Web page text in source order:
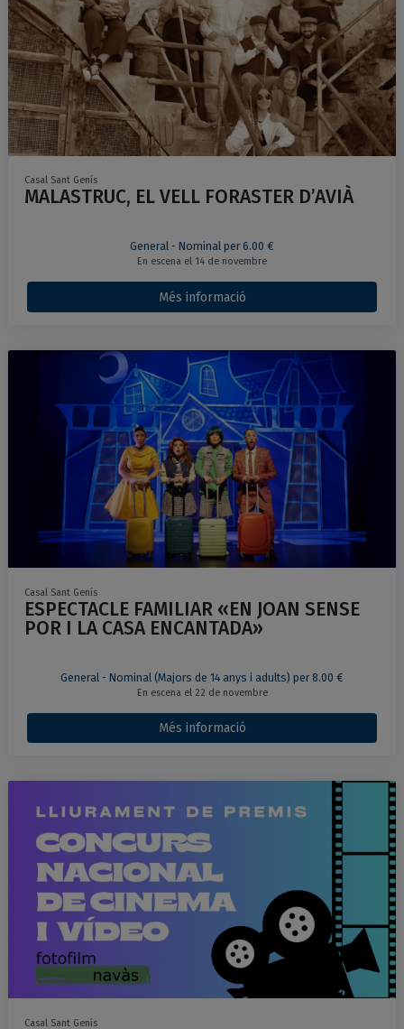
Casal Sant Genís
MALASTRUC, EL VELL FORASTER D’AVIÀ
General - Nominal per 6.00 €
En escena el 14 de novembre
Més informació
Casal Sant Genís
ESPECTACLE FAMILIAR «EN JOAN SENSE
POR I LA CASA ENCANTADA»
General - Nominal (Majors de 14 anys i adults) per 8.00 €
En escena el 22 de novembre
Més informació
Casal Sant Genís